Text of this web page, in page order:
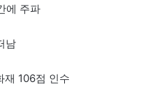
에 주파
남
재 106점 인수